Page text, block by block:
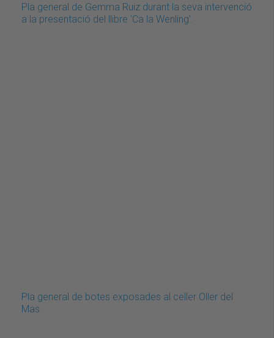
Pla general de Gemma Ruiz durant la seva intervenció
a la presentació del llibre 'Ca la Wenling'.
Pla general de botes exposades al celler Oller del
Mas.